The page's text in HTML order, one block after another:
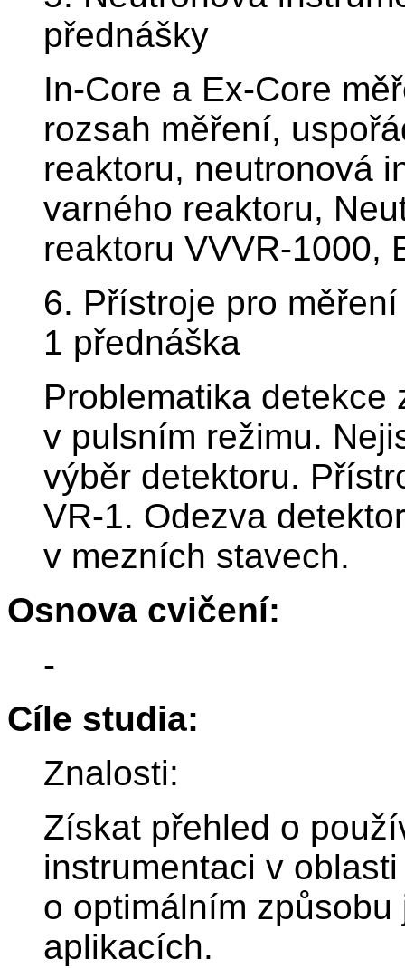
přednášky
In-Core a Ex-Core
rozsah měření,
reaktoru, neutronová
varného reaktoru,
reaktoru VVVR-1000,
6. Přístroje pro
1 přednáška
Problematika
v pulsním režimu.
výběr detektoru.
VR-1. Odezva
v mezních stavech.
Osnova cvičení:
-
Cíle studia:
Znalosti:
Získat přehled o
instrumentaci v
o optimálním
aplikacích.